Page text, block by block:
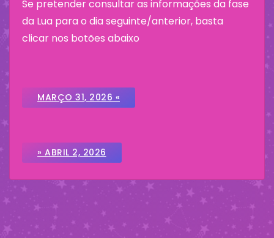
Se pretender consultar as informações da fase
da Lua para o dia seguinte/anterior, basta
clicar nos botões abaixo
MARÇO 31, 2026 «
» ABRIL 2, 2026